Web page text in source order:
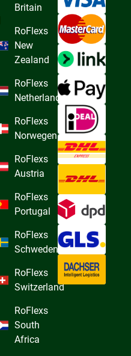
Britain
RoFlexs
New
Zealand
RoFlexs
Netherlands
RoFlexs
Norwegen
RoFlexs
Austria
RoFlexs
Portugal
RoFlexs
Schweden
RoFlexs
Switzerland
RoFlexs
South
Africa